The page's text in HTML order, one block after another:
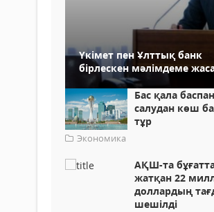
Үкімет пен Ұлттық банк
бірлескен мәлімдеме
Бас қала
салудан көш
тұр
Экономика
АҚШ-та
жатқан 22
доллардың
шешілді